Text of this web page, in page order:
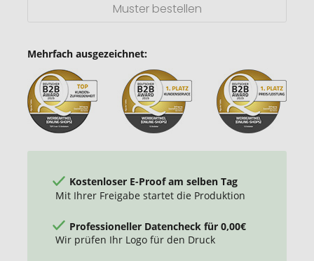
Muster bestellen
Mehrfach ausgezeichnet:
Kostenloser E-Proof am selben Tag
Mit Ihrer Freigabe startet die Produktion
Professioneller Datencheck für 0,00€
Wir prüfen Ihr Logo für den Druck